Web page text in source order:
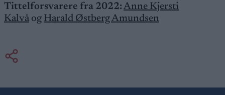
Tittelforsvarere fra 2022: Anne Kjersti
Kalvå og Harald Østberg Amundsen